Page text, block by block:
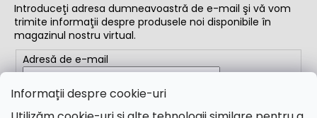
Informații despre cookie-uri
Introduceţi adresa dumneavoastră de e-mail şi vă vom
trimite informaţii despre produsele noi disponibile în
magazinul nostru virtual.
Adresă de e-mail
Completând adresa de e-mail, acceptați
condițiile